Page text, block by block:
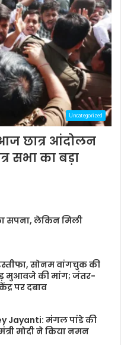
Uncategorized
छात्र आंदोलन
सभा का बड़ा
सपना, लेकिन मिली
इस्तीफा, सोनम वांगचुक की
मुआवजे की मांग; जंतर-
पर दबाव
Jayanti: मंगल पांडे की
मोदी ने किया नमन